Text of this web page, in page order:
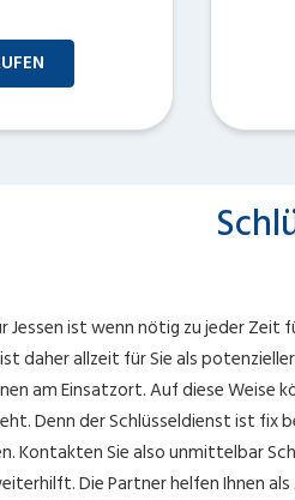
Jessen ist wenn nötig zu jeder
daher allzeit für Sie als
am Einsatzort. Auf diese Weise
Denn der Schlüsseldienst ist fix
Sie also unmittelbar
Die Partner helfen Ihnen